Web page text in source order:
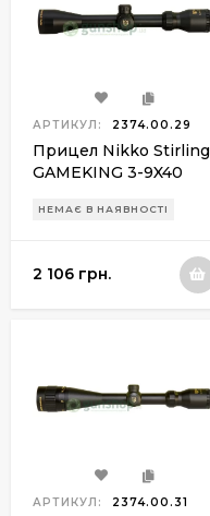
АРТИКУЛ: 2374.00.29
Прицел Nikko Stirling
GAMEKING 3-9X40
НЕМАЄ В НАЯВНОСТІ
2 106 грн.
АРТИКУЛ: 2374.00.31